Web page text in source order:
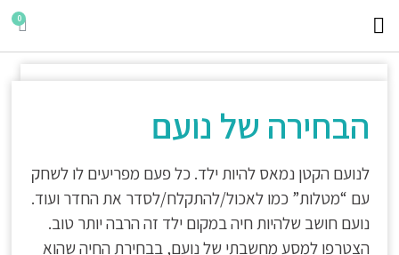
הבחירה של נועם
לנועם הקטן נמאס להיות ילד. כל פעם מפריעים לו לשחק
עם “מטלות” כמו לאכול/להתקלח/לסדר את החדר ועוד.
נועם חושב שלהיות חיה במקום ילד זה הרבה יותר טוב.
הצטרפו למסע מחשבתי של נועם, בבחירת החיה שהוא